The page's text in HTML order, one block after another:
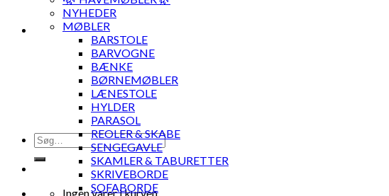
Søg
efter:
Ingen varer i kurven.
NYHEDER
MØBLER
BARSTOLE
BARVOGNE
BÆNKE
BØRNEMØBLER
LÆNESTOLE
HYLDER
PARASOL
REOLER & SKABE
SENGEGAVLE
SKAMLER & TABURETTER
SKRIVEBORDE
SOFABORDE